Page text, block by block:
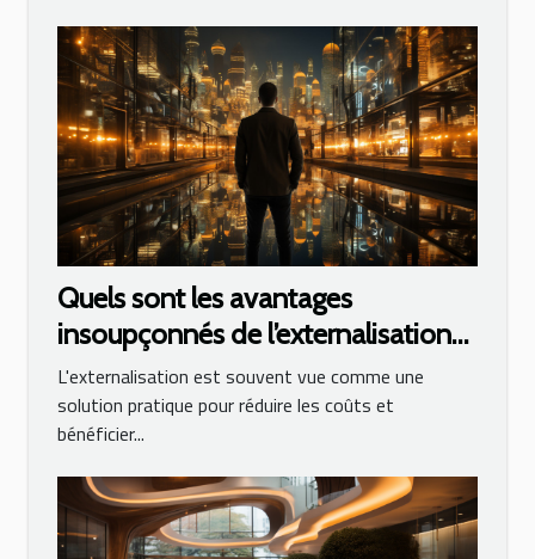
Quels sont les avantages
insoupçonnés de l’externalisation
au sein de l’industrie ?
L'externalisation est souvent vue comme une
solution pratique pour réduire les coûts et
bénéficier...